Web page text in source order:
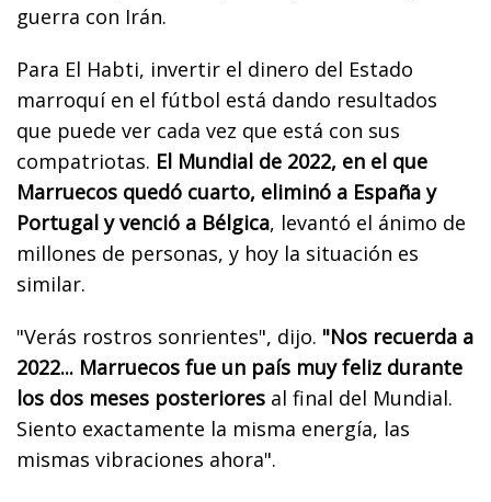
guerra con Irán.
Para El Habti, invertir el dinero del Estado
marroquí en el fútbol está dando resultados
que puede ver cada vez que está con sus
compatriotas. El Mundial de 2022, en el que
Marruecos quedó cuarto, eliminó a España y
Portugal y venció a Bélgica, levantó el ánimo de
millones de personas, y hoy la situación es
similar.
"Verás rostros sonrientes", dijo. "Nos recuerda a
2022... Marruecos fue un país muy feliz durante
los dos meses posteriores al final del Mundial.
Siento exactamente la misma energía, las
mismas vibraciones ahora".